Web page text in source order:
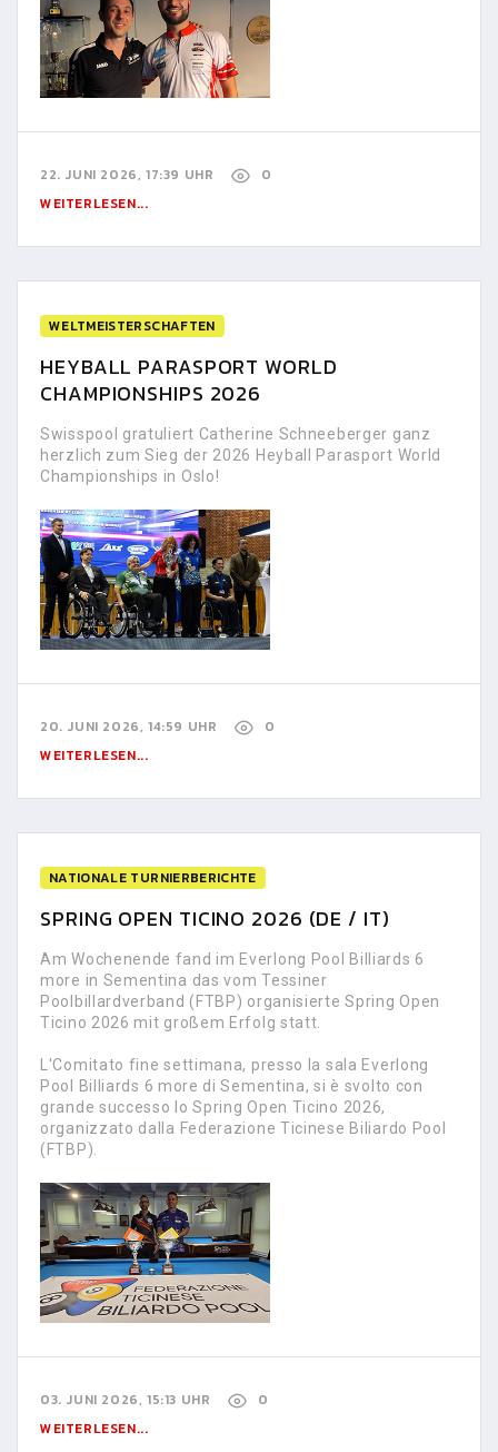
22. JUNI 2026, 17:39 UHR
0
WEITERLESEN...
WELTMEISTERSCHAFTEN
HEYBALL PARASPORT WORLD
CHAMPIONSHIPS 2026
Swisspool gratuliert Catherine Schneeberger ganz
herzlich zum Sieg der 2026 Heyball Parasport World
Championships in Oslo!
20. JUNI 2026, 14:59 UHR
0
WEITERLESEN...
NATIONALE TURNIERBERICHTE
SPRING OPEN TICINO 2026 (DE / IT)
Am Wochenende fand im Everlong Pool Billiards 6
more in Sementina das vom Tessiner
Poolbillardverband (FTBP) organisierte Spring Open
Ticino 2026 mit großem Erfolg statt.
L'Comitato fine settimana, presso la sala Everlong
Pool Billiards 6 more di Sementina, si è svolto con
grande successo lo Spring Open Ticino 2026,
organizzato dalla Federazione Ticinese Biliardo Pool
(FTBP).
03. JUNI 2026, 15:13 UHR
0
WEITERLESEN...